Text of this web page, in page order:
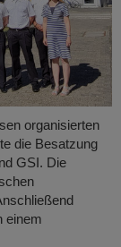
organisierten
die Besatzung
GSI. Die
einem